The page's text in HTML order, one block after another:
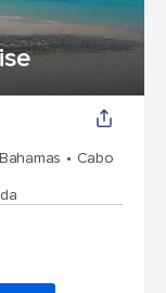
Cabo